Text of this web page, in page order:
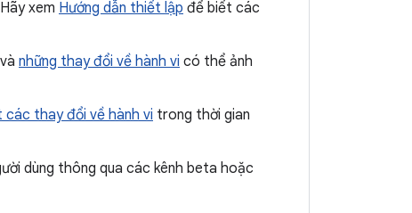
xem Hướng dẫn thiết lập để biết các
những thay đổi về hành vi có thể ảnh
thay đổi về hành vi trong thời gian
dùng thông qua các kênh beta hoặc